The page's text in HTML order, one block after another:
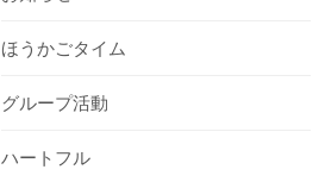
ほうかごタイム
グループ活動
ハートフル